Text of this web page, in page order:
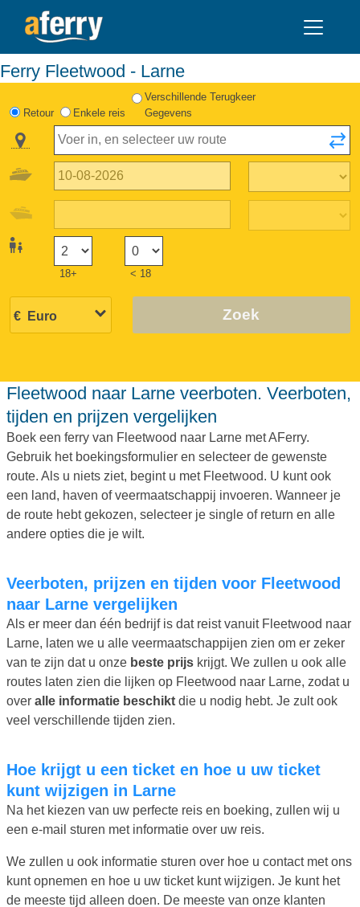
Ferry Fleetwood - Larne
Retour Enkele reis
Verschillende Terugkeer
Gegevens
18+ < 18
Zoek
Fleetwood naar Larne veerboten. Veerboten,
tijden en prijzen vergelijken
Boek een ferry van Fleetwood naar Larne met AFerry.
Gebruik het boekingsformulier en selecteer de gewenste
route. Als u niets ziet, begint u met Fleetwood. U kunt ook
een land, haven of veermaatschappij invoeren. Wanneer je
de route hebt gekozen, selecteer je single of return en alle
andere opties die je wilt.
Veerboten, prijzen en tijden voor Fleetwood
naar Larne vergelijken
Als er meer dan één bedrijf is dat reist vanuit Fleetwood naar
Larne, laten we u alle veermaatschappijen zien om er zeker
van te zijn dat u onze beste prijs krijgt. We zullen u ook alle
routes laten zien die lijken op Fleetwood naar Larne, zodat u
over alle informatie beschikt die u nodig hebt. Je zult ook
veel verschillende tijden zien.
Hoe krijgt u een ticket en hoe u uw ticket
kunt wijzigen in Larne
Na het kiezen van uw perfecte reis en boeking, zullen wij u
een e-mail sturen met informatie over uw reis.
We zullen u ook informatie sturen over hoe u contact met ons
kunt opnemen en hoe u uw ticket kunt wijzigen. Je kunt het
de meeste tijd alleen doen. De meeste van onze klanten